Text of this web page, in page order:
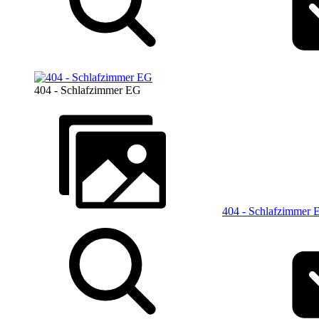
404 - Schlafzimmer EG
404 - Schlafzimmer